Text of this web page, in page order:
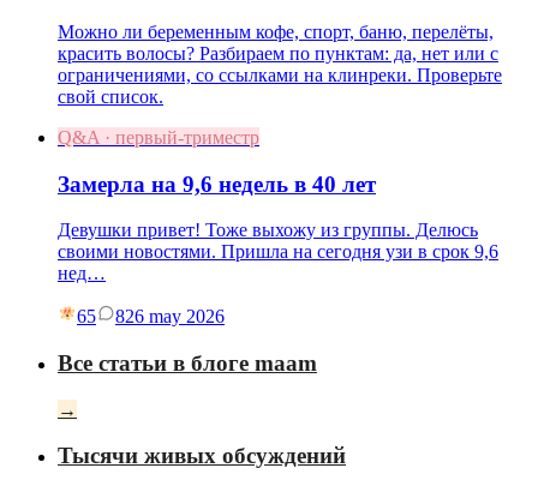
Можно ли беременным кофе, спорт, баню, перелёты,
красить волосы? Разбираем по пунктам: да, нет или с
ограничениями, со ссылками на клинреки. Проверьте
свой список.
Q&A · первый-триместр
Замерла на 9,6 недель в 40 лет
Девушки привет! Тоже выхожу из группы. Делюсь
своими новостями. Пришла на сегодня узи в срок 9,6
нед…
65 826 may 2026
Все статьи в блоге maam
→
Тысячи живых обсуждений